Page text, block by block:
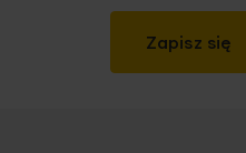
Zapisz się